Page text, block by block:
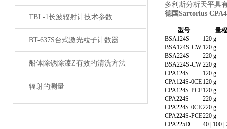
TBL-1长波辐射计技术参数
BT-637S台式激光粒子计数器技术参数
船体除锈除漆Z有效的清洗方法
辐射的测量
多利斯分析天平具
德国Sartorius
型号
量程
BSA124S
120 g
BSA124S-CW 120 g
BSA224S
220 g
BSA224S-CW 220 g
CPA124S
120 g
CPA124S-0CE 120 g
CPA124S-PCE120 g
CPA224S
220 g
CPA224S-0CE220 g
CPA224S-PCE220 g
CPA225D
40 | 100 |